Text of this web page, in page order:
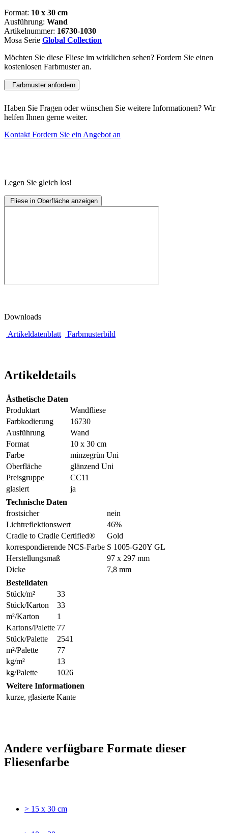
Format: 10 x 30 cm
Ausführung: Wand
Artikelnummer: 16730-1030
Mosa Serie Global Collection
Möchten Sie diese Fliese im wirklichen sehen? Fordern Sie einen
kostenlosen Farbmuster an.
Farbmuster anfordern
Haben Sie Fragen oder wünschen Sie weitere Informationen? Wir
helfen Ihnen gerne weiter.
Kontakt Fordern Sie ein Angebot an
Legen Sie gleich los!
Fliese in Oberfläche anzeigen
Downloads
Artikeldatenblatt
Farbmusterbild
Artikeldetails
Ästhetische Daten
Produktart
Wandfliese
Farbkodierung
16730
Ausführung
Wand
Format
10 x 30 cm
Farbe
minzegrün Uni
Oberfläche
glänzend Uni
Preisgruppe
CC11
glasiert
ja
Technische Daten
frostsicher
nein
Lichtreflektionswert
46%
Cradle to Cradle Certified®
Gold
korrespondierende NCS-Farbe S 1005-G20Y GL
Herstellungsmaß
97 x 297 mm
Dicke
7,8 mm
Bestelldaten
Stück/m²
33
Stück/Karton
33
m²/Karton
1
Kartons/Palette 77
Stück/Palette
2541
m²/Palette
77
kg/m²
13
kg/Palette
1026
Weitere Informationen
kurze, glasierte Kante
Andere verfügbare Formate dieser
Fliesenfarbe
> 15 x 30 cm